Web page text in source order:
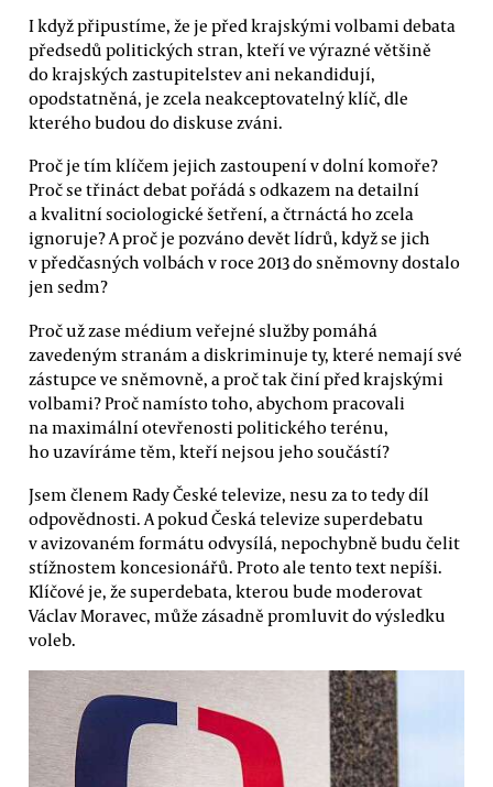
I když připustíme, že je před krajskými volbami debata
předsedů politických stran, kteří ve výrazné většině
do krajských zastupitelstev ani nekandidují,
opodstatněná, je zcela neakceptovatelný klíč, dle
kterého budou do diskuse zváni.
Proč je tím klíčem jejich zastoupení v dolní komoře?
Proč se třináct debat pořádá s odkazem na detailní
a kvalitní sociologické šetření, a čtrnáctá ho zcela
ignoruje? A proč je pozváno devět lídrů, když se jich
v předčasných volbách v roce 2013 do sněmovny dostalo
jen sedm?
Proč už zase médium veřejné služby pomáhá
zavedeným stranám a diskriminuje ty, které nemají své
zástupce ve sněmovně, a proč tak činí před krajskými
volbami? Proč namísto toho, abychom pracovali
na maximální otevřenosti politického terénu,
ho uzavíráme těm, kteří nejsou jeho součástí?
Jsem členem Rady České televize, nesu za to tedy díl
odpovědnosti. A pokud Česká televize superdebatu
v avizovaném formátu odvysílá, nepochybně budu čelit
stížnostem koncesionářů. Proto ale tento text nepíši.
Klíčové je, že superdebata, kterou bude moderovat
Václav Moravec, může zásadně promluvit do výsledku
voleb.